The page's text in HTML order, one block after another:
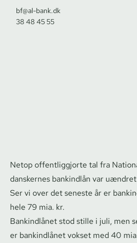
bf@al-bank.dk
38 48 45 55
Netop of­fent­lig­gjor­te tal fra
danskernes bankindlån var uændret
Ser vi over det seneste år er
hele 79 mia. kr.
Bankindlånet stod stille i juli, men
er bankindlånet vokset med 40